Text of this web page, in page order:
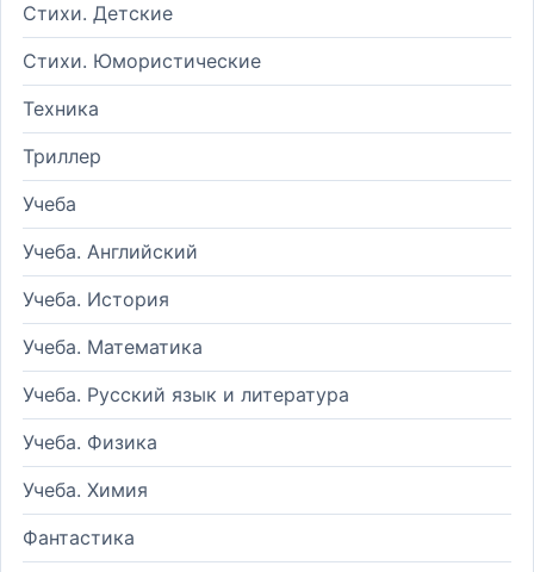
Стихи. Детские
Стихи. Юмористические
Техника
Триллер
Учеба
Учеба. Английский
Учеба. История
Учеба. Математика
Учеба. Русский язык и литература
Учеба. Физика
Учеба. Химия
Фантастика